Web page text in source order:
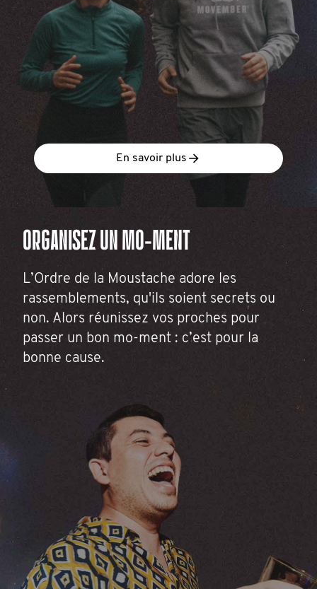
En savoir plus
ORGANISEZ UN MO-MENT
L’Ordre de la Moustache adore les
rassemblements, qu'ils soient secrets ou
non. Alors réunissez vos proches pour
passer un bon mo-ment : c’est pour la
bonne cause.